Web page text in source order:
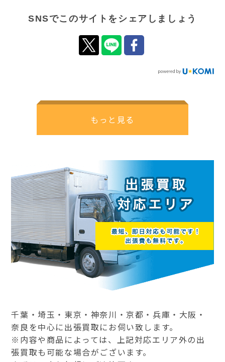
SNSでこのサイトをシェアしましょう
もっと見る
千葉・埼玉・東京・神奈川・京都・兵庫・大阪・
奈良を中心に出張買取にお伺い致します。
※内容や商品によっては、上記対応エリア外の出
張買取も可能な場合がございます。